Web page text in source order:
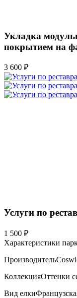
Укладка
покрытием на
3 600 ₽
Услуги по
1 500 ₽
Характеристики
Производитель
КоллекцияОттенки
Вид елки